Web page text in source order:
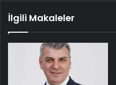
İlgili Makaleler